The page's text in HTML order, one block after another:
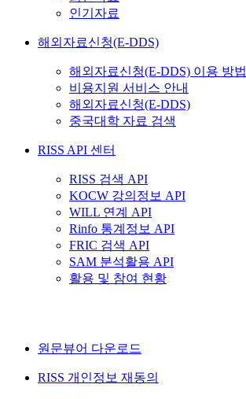
인기자료
해외자료신청(E-DDS)
해외자료신청(E-DDS) 이용 방법
비용지원 서비스 안내
해외자료신청(E-DDS)
중국대학 자료 검색
RISS API 센터
RISS 검색 API
KOCW 강의정보 API
WILL 연계 API
Rinfo 통계정보 API
FRIC 검색 API
SAM 분석활용 API
활용 및 참여 현황
원문뷰어 다운로드
RISS 개인정보 재동의